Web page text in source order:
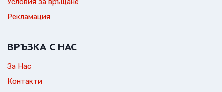
Условия за връщане
Рекламация
ВРЪЗКА С НАС
За Нас
Контакти